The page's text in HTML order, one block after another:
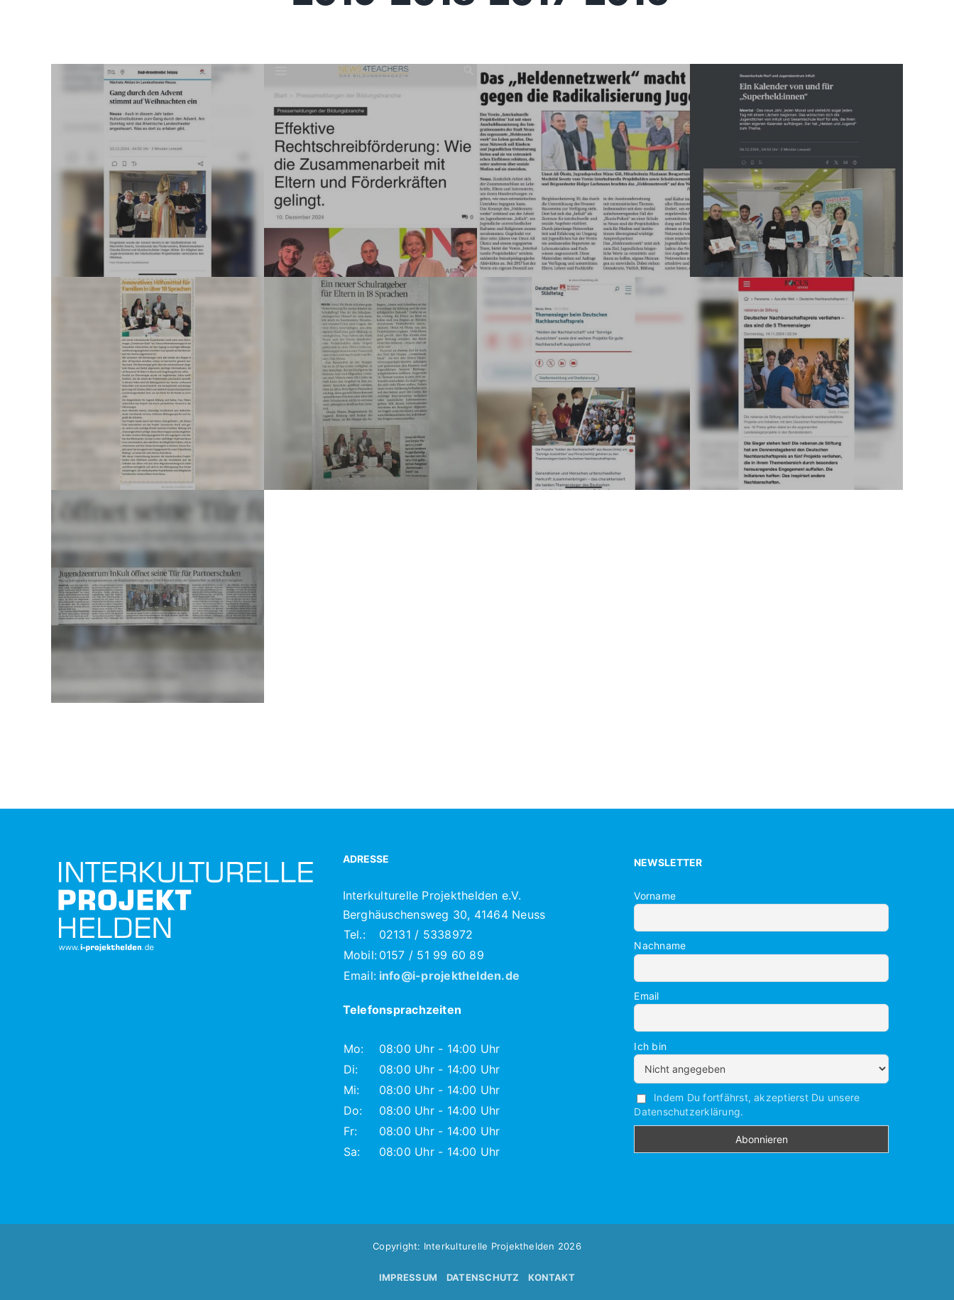
ADRESSE
Interkulturelle Projekthelden e.V.
Berghäuschensweg 30, 41464 Neuss
Tel.:
02131 / 5338972
Mobil: 0157 / 51 99 60 89
Email: info@i-projekthelden.de
Telefonsprachzeiten
Mo:
08:00 Uhr - 14:00 Uhr
Di:
08:00 Uhr - 14:00 Uhr
Mi:
08:00 Uhr - 14:00 Uhr
Do:
08:00 Uhr - 14:00 Uhr
Fr:
08:00 Uhr - 14:00 Uhr
Sa:
08:00 Uhr - 14:00 Uhr
NEWSLETTER
Vorname
Nachname
Email
Ich bin
Indem Du fortfährst, akzeptierst Du unsere
Datenschutzerklärung.
Copyright: Interkulturelle Projekthelden 2026
IMPRESSUM DATENSCHUTZ KONTAKT